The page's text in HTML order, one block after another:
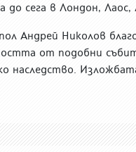
сега в Лондон,
Андрей Николов
от подобни
наследство.